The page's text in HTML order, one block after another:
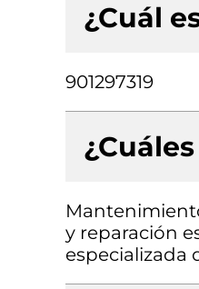
¿Cuál
901297319
y reparación
especializada